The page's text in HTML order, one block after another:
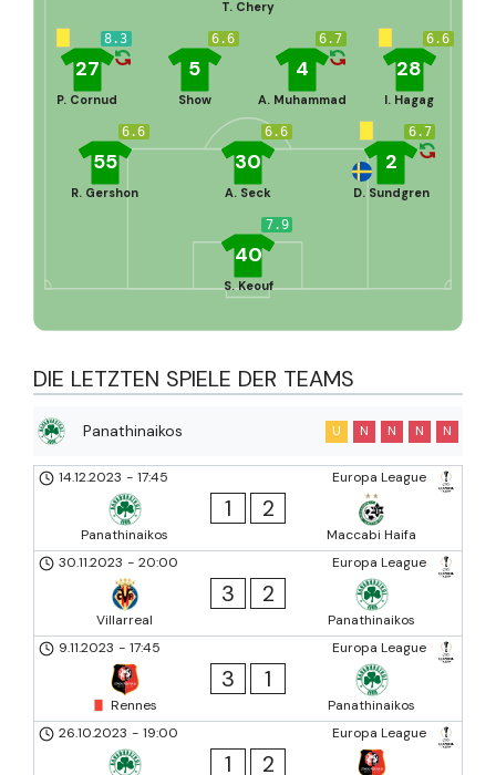
7.9
40
S. Keouf
6.6
55
R. Gershon
6.6
30
A. Seck
6.7
2
D. Sundgren
8.3
27
P. Cornud
6.6
5
Show
6.7
4
A. Muhammad
6.6
28
I. Hagag
T. Chery
DIE LETZTEN SPIELE DER TEAMS
Panathinaikos U N N N N
Europa League
14.12.2023 - 17:45
Panathinaikos
1 2
Maccabi Haifa
Europa League
30.11.2023 - 20:00
Villarreal
3 2
Panathinaikos
Europa League
9.11.2023 - 17:45
Rennes
3 1
Panathinaikos
Europa League
26.10.2023 - 19:00
1 2